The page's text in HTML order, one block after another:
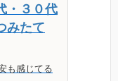
・３０代
みたて
も感じてる